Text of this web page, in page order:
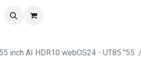
55" LG UHD 4k Smart TV 55 inch AI HDR10 webOS24 - UT85